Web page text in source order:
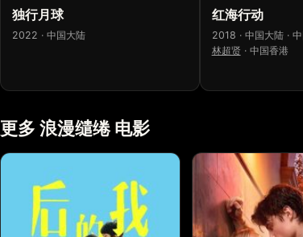
独行月球
2022 · 中国大陆
红海行动
2018 · 中国大陆 ·
林超贤 · 中国香港
更多 浪漫缱绻 电影